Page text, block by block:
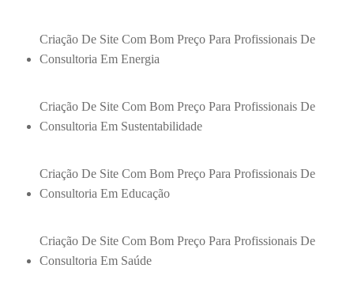
Criação De Site Com Bom Preço Para Profissionais De
Consultoria Em Energia
Criação De Site Com Bom Preço Para Profissionais De
Consultoria Em Sustentabilidade
Criação De Site Com Bom Preço Para Profissionais De
Consultoria Em Educação
Criação De Site Com Bom Preço Para Profissionais De
Consultoria Em Saúde